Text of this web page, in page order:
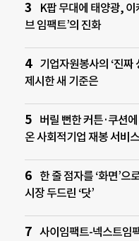
K팝 무대에 태양광,
브 임팩트’의 진화
기업자원봉사의 ‘진짜
제시한 새 기준은
버릴 뻔한 커튼·쿠션
온 사회적기업 재봉 서비스
한 줄 점자를 ‘화면’
시장 두드린 ‘닷’
사이임팩트-넥스트임